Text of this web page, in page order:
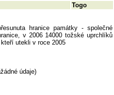
Togo
hranice památky - společné
v 2006 14000 tožské uprchlíků
utekli v roce 2005
údaje)